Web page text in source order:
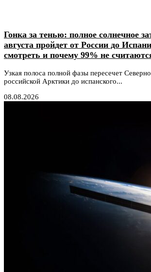
Гонка за тенью: полное солнечное
августа пройдет от России до
смотреть и почему 99% не
Узкая полоса полной фазы пересечет
российской Арктики до испанского...
08.08.2026